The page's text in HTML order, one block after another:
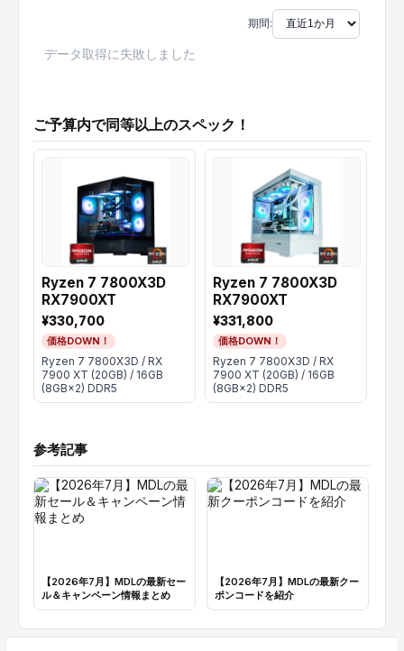
期間:
データ取得に失敗しました
ご予算内で同等以上のスペック！
Ryzen 7 7800X3D
RX7900XT
¥330,700
価格DOWN！
Ryzen 7 7800X3D / RX
7900 XT (20GB) / 16GB
(8GB×2) DDR5
Ryzen 7 7800X3D
RX7900XT
¥331,800
価格DOWN！
Ryzen 7 7800X3D / RX
7900 XT (20GB) / 16GB
(8GB×2) DDR5
参考記事
【2026年7月】MDLの最新セー
ル＆キャンペーン情報まとめ
【2026年7月】MDLの最新クー
ポンコードを紹介